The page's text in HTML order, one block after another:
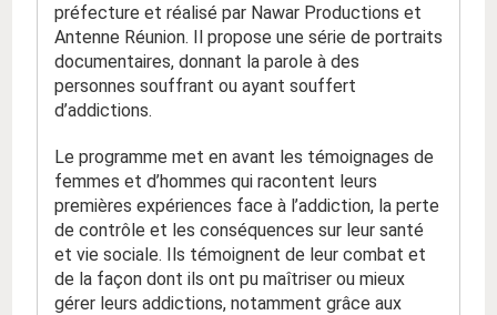
préfecture et réalisé par Nawar Productions et
Antenne Réunion. Il propose une série de portraits
documentaires, donnant la parole à des
personnes souffrant ou ayant souffert
d’addictions.
Le programme met en avant les témoignages de
femmes et d’hommes qui racontent leurs
premières expériences face à l’addiction, la perte
de contrôle et les conséquences sur leur santé
et vie sociale. Ils témoignent de leur combat et
de la façon dont ils ont pu maîtriser ou mieux
gérer leurs addictions, notamment grâce aux